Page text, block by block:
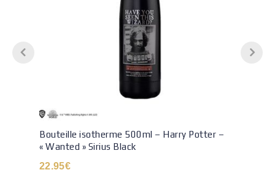
Bouteille isotherme 500ml – Harry Potter –
« Wanted » Sirius Black
22.95€